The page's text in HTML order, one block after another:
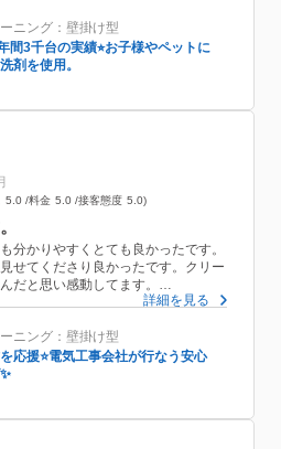
いろ考慮いただきありがとうござい
ニング：壁掛け型
間3千台の実績⭐︎お子様やペットに
剤を使用。
5.0 料金 5.0 接客態度 5.0
分かりやすくとても良かったです。
せてくださり良かったです。クリー
だと思い感動してます。
パキ動かれて早く出来たので良かっ
ます。
詳細を見る
ニング：壁掛け型
応援⭐️電気工事会社が行なう安心